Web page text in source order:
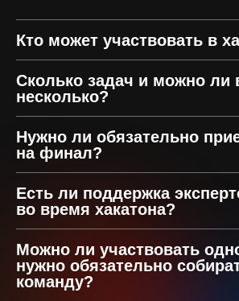
Кто может участвовать в
Сколько задач и можно ли
несколько?
Нужно ли обязательно
на финал?
Есть ли поддержка
во время хакатона?
Можно ли участвовать
нужно обязательно
команду?